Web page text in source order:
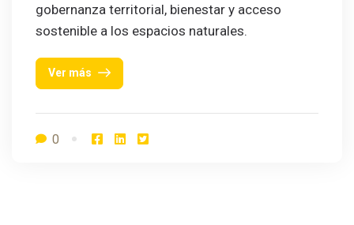
gobernanza territorial, bienestar y acceso
sostenible a los espacios naturales.
Ver más
0